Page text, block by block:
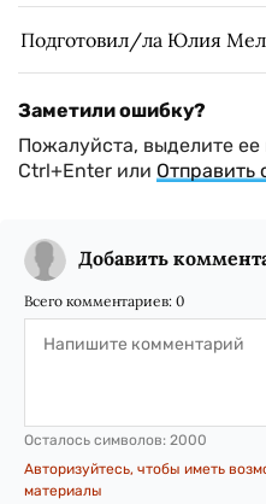
Подготовил/ла Юлия
Заметили ошибку?
Пожалуйста, выделите
Ctrl+Enter или Отправить
Добавить
Всего комментариев: 0
Осталось символов: 2000
Авторизуйтесь, чтобы иметь
материалы